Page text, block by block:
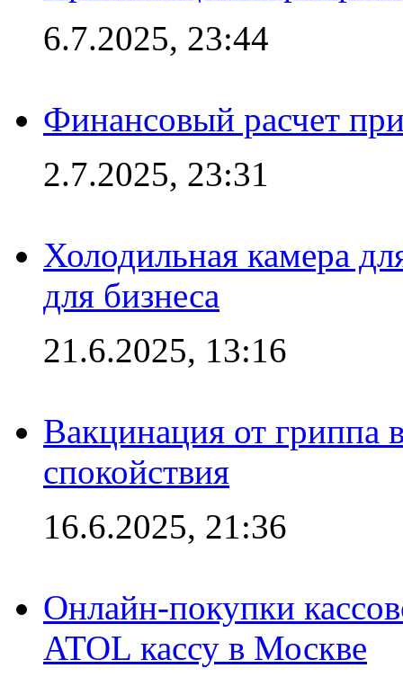
6.7.2025, 23:44
Финансовый расчет
2.7.2025, 23:31
Холодильная камера
для бизнеса
21.6.2025, 13:16
Вакцинация от гриппа
спокойствия
16.6.2025, 21:36
Онлайн-покупки
ATOL кассу в Москве